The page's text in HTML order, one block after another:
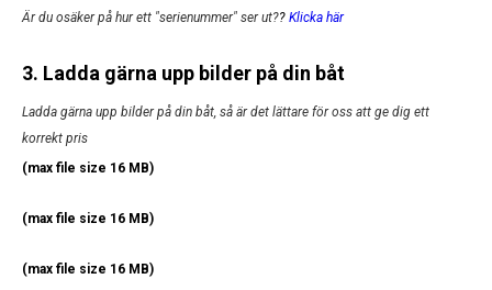
Är du osäker på hur ett "serienummer" ser ut?? Klicka här
3. Ladda gärna upp bilder på din båt
Ladda gärna upp bilder på din båt, så är det lättare för oss att ge dig ett
korrekt pris
(max file size 16 MB)
(max file size 16 MB)
(max file size 16 MB)